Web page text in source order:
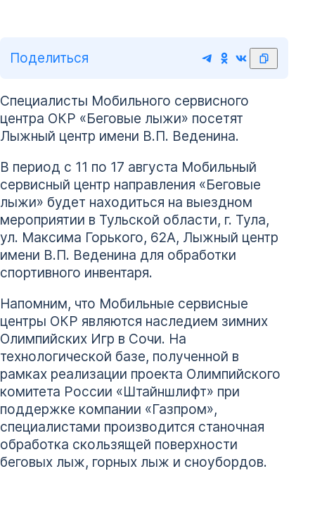
Поделиться
Специалисты Мобильного сервисного
центра ОКР «Беговые лыжи» посетят
Лыжный центр имени В.П. Веденина.
В период с 11 по 17 августа Мобильный
сервисный центр направления «Беговые
лыжи» будет находиться на выездном
мероприятии в Тульской области, г. Тула,
ул. Максима Горького, 62А, Лыжный центр
имени В.П. Веденина для обработки
спортивного инвентаря.
Напомним, что Мобильные сервисные
центры ОКР являются наследием зимних
Олимпийских Игр в Сочи. На
технологической базе, полученной в
рамках реализации проекта Олимпийского
комитета России «Штайншлифт» при
поддержке компании «Газпром»,
специалистами производится станочная
обработка скользящей поверхности
беговых лыж, горных лыж и сноубордов.